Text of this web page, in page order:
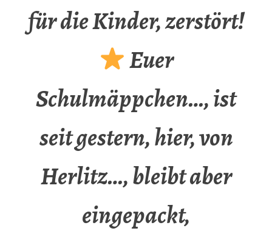
für die Kinder, zerstört!
Euer
Schulmäppchen…, ist
seit gestern, hier, von
Herlitz…, bleibt aber
eingepackt,